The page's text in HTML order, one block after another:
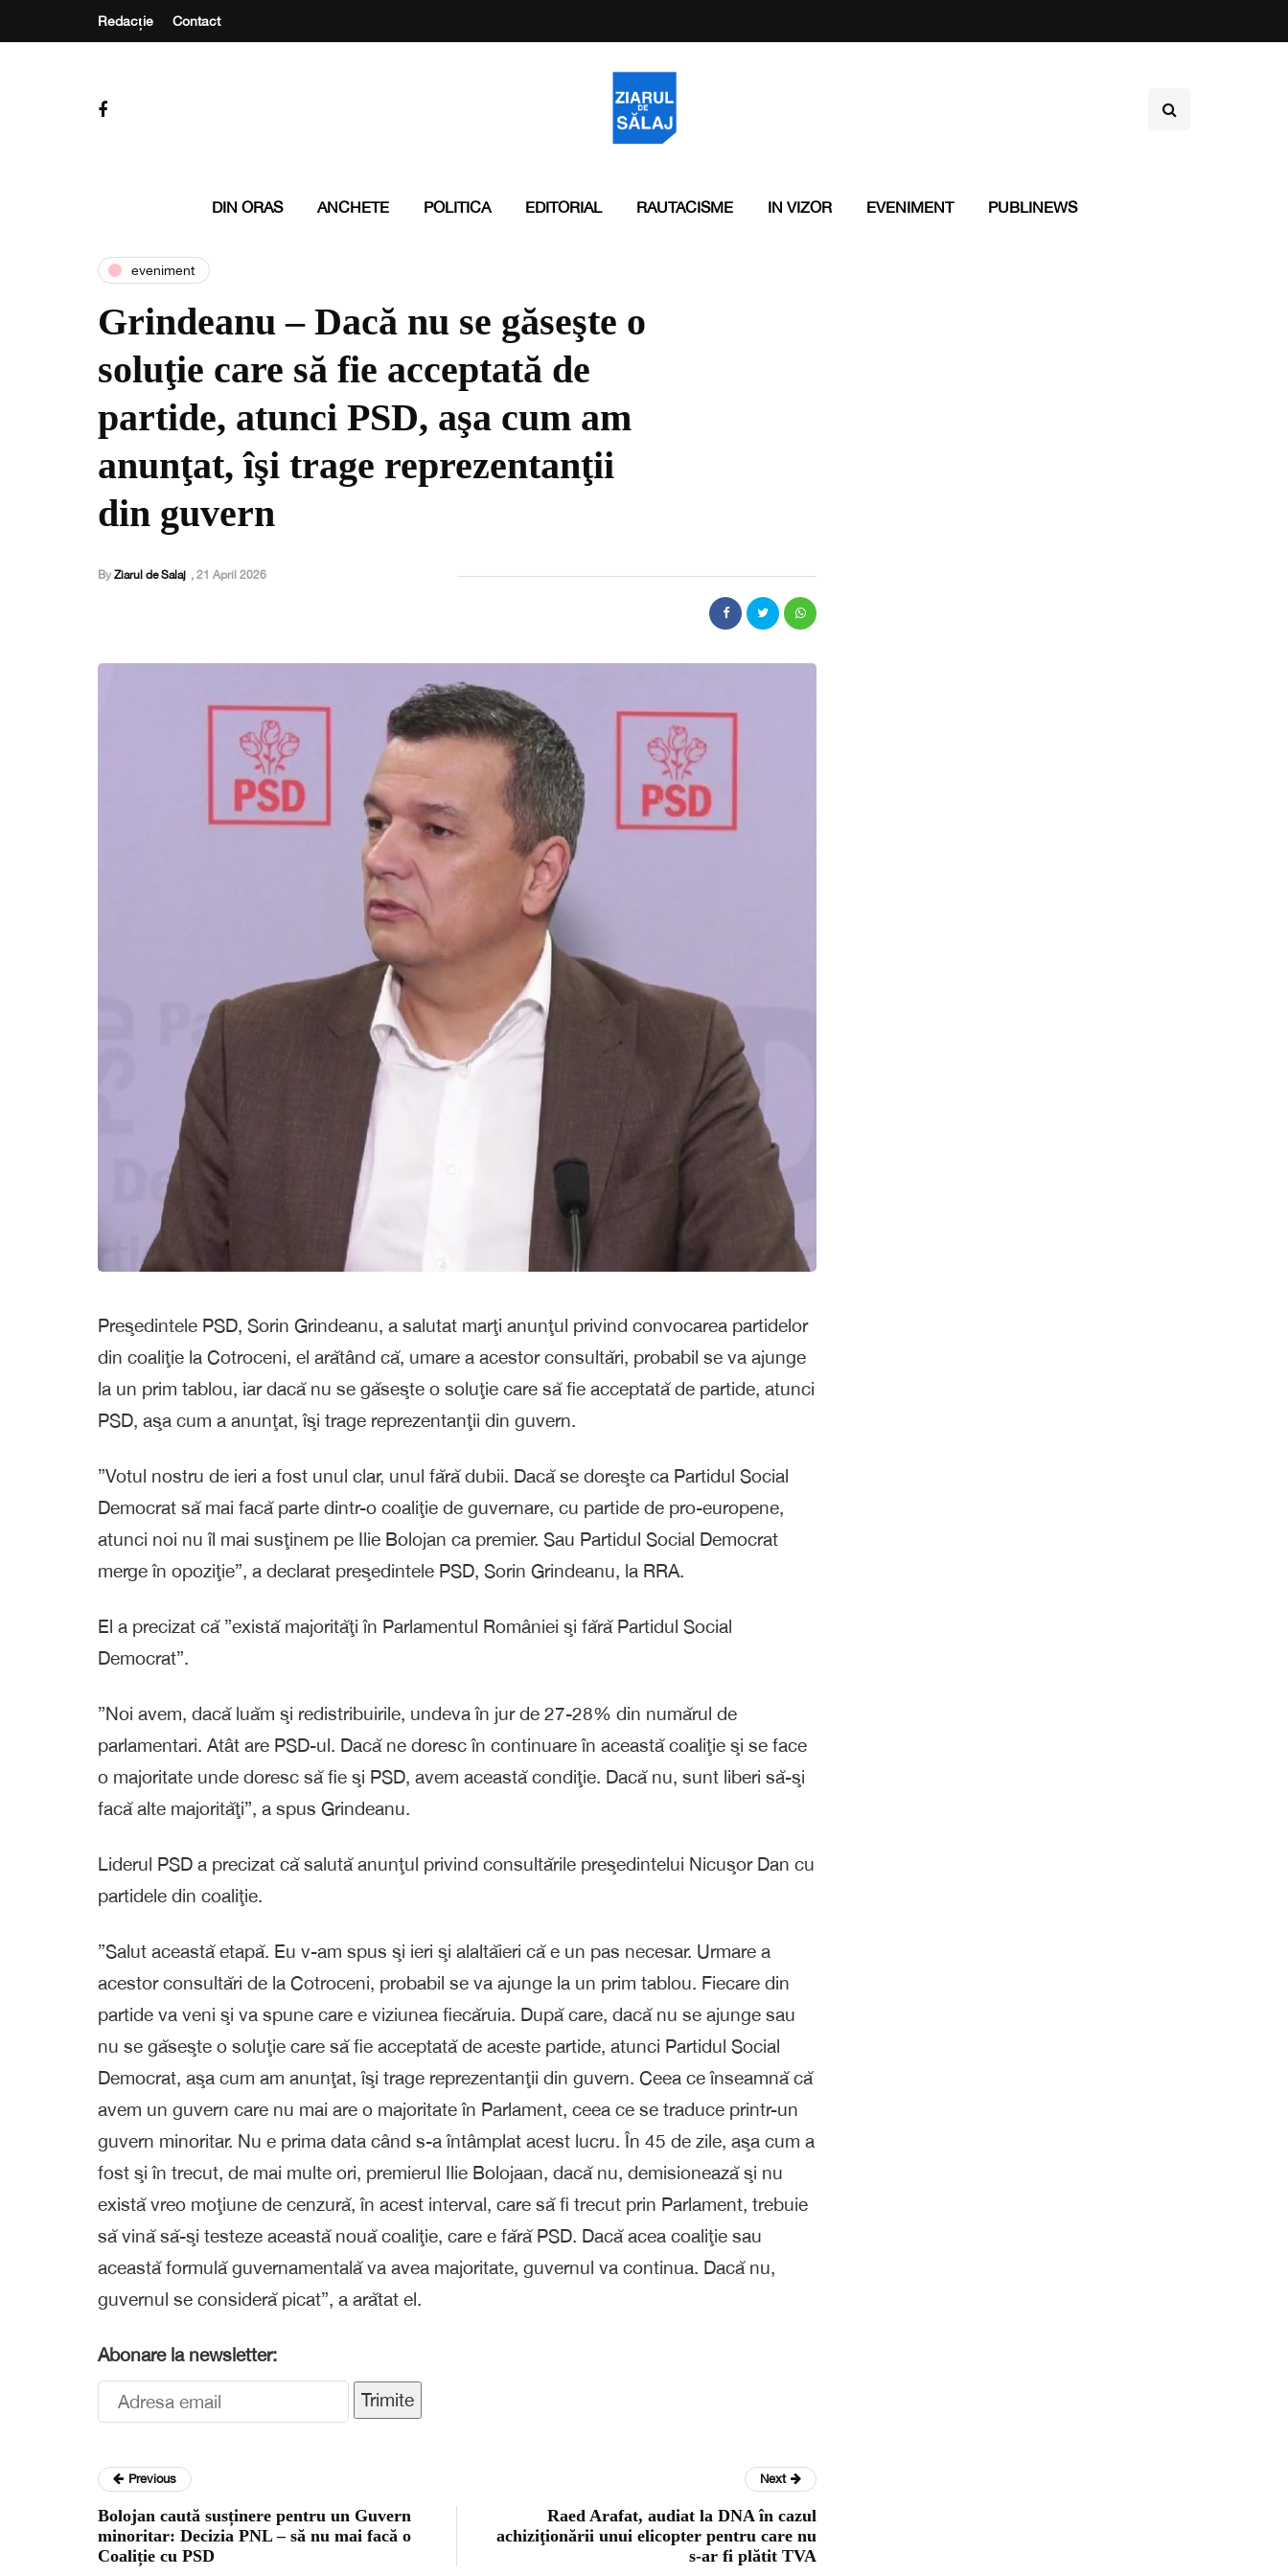
Redacție Contact
DIN ORAS ANCHETE POLITICA EDITORIAL RAUTACISME IN VIZOR EVENIMENT PUBLINEWS
eveniment
Grindeanu – Dacă nu se găseşte o
soluţie care să fie acceptată de
partide, atunci PSD, aşa cum am
anunţat, îşi trage reprezentanţii
din guvern
By Ziarul de Salaj , 21 April 2026
Preşedintele PSD, Sorin Grindeanu, a salutat marţi anunţul privind convocarea partidelor
din coaliţie la Cotroceni, el arătând că, umare a acestor consultări, probabil se va ajunge
la un prim tablou, iar dacă nu se găseşte o soluţie care să fie acceptată de partide, atunci
PSD, aşa cum a anunţat, îşi trage reprezentanţii din guvern.
”Votul nostru de ieri a fost unul clar, unul fără dubii. Dacă se doreşte ca Partidul Social
Democrat să mai facă parte dintr-o coaliţie de guvernare, cu partide de pro-europene,
atunci noi nu îl mai susţinem pe Ilie Bolojan ca premier. Sau Partidul Social Democrat
merge în opoziţie”, a declarat preşedintele PSD, Sorin Grindeanu, la RRA.
El a precizat că ”există majorităţi în Parlamentul României şi fără Partidul Social
Democrat”.
”Noi avem, dacă luăm şi redistribuirile, undeva în jur de 27-28% din numărul de
parlamentari. Atât are PSD-ul. Dacă ne doresc în continuare în această coaliţie şi se face
o majoritate unde doresc să fie şi PSD, avem această condiţie. Dacă nu, sunt liberi să-şi
facă alte majorităţi”, a spus Grindeanu.
Liderul PSD a precizat că salută anunţul privind consultările preşedintelui Nicuşor Dan cu
partidele din coaliţie.
”Salut această etapă. Eu v-am spus şi ieri şi alaltăieri că e un pas necesar. Urmare a
acestor consultări de la Cotroceni, probabil se va ajunge la un prim tablou. Fiecare din
partide va veni şi va spune care e viziunea fiecăruia. După care, dacă nu se ajunge sau
nu se găseşte o soluţie care să fie acceptată de aceste partide, atunci Partidul Social
Democrat, aşa cum am anunţat, îşi trage reprezentanţii din guvern. Ceea ce înseamnă că
avem un guvern care nu mai are o majoritate în Parlament, ceea ce se traduce printr-un
guvern minoritar. Nu e prima data când s-a întâmplat acest lucru. În 45 de zile, aşa cum a
fost şi în trecut, de mai multe ori, premierul Ilie Bolojaan, dacă nu, demisionează şi nu
există vreo moţiune de cenzură, în acest interval, care să fi trecut prin Parlament, trebuie
să vină să-şi testeze această nouă coaliţie, care e fără PSD. Dacă acea coaliţie sau
această formulă guvernamentală va avea majoritate, guvernul va continua. Dacă nu,
guvernul se consideră picat”, a arătat el.
Abonare la newsletter:
Trimite
Previous
Bolojan caută susținere pentru un Guvern
minoritar: Decizia PNL – să nu mai facă o
Coaliție cu PSD
Next
Raed Arafat, audiat la DNA în cazul
achiziţionării unui elicopter pentru care nu
s-ar fi plătit TVA